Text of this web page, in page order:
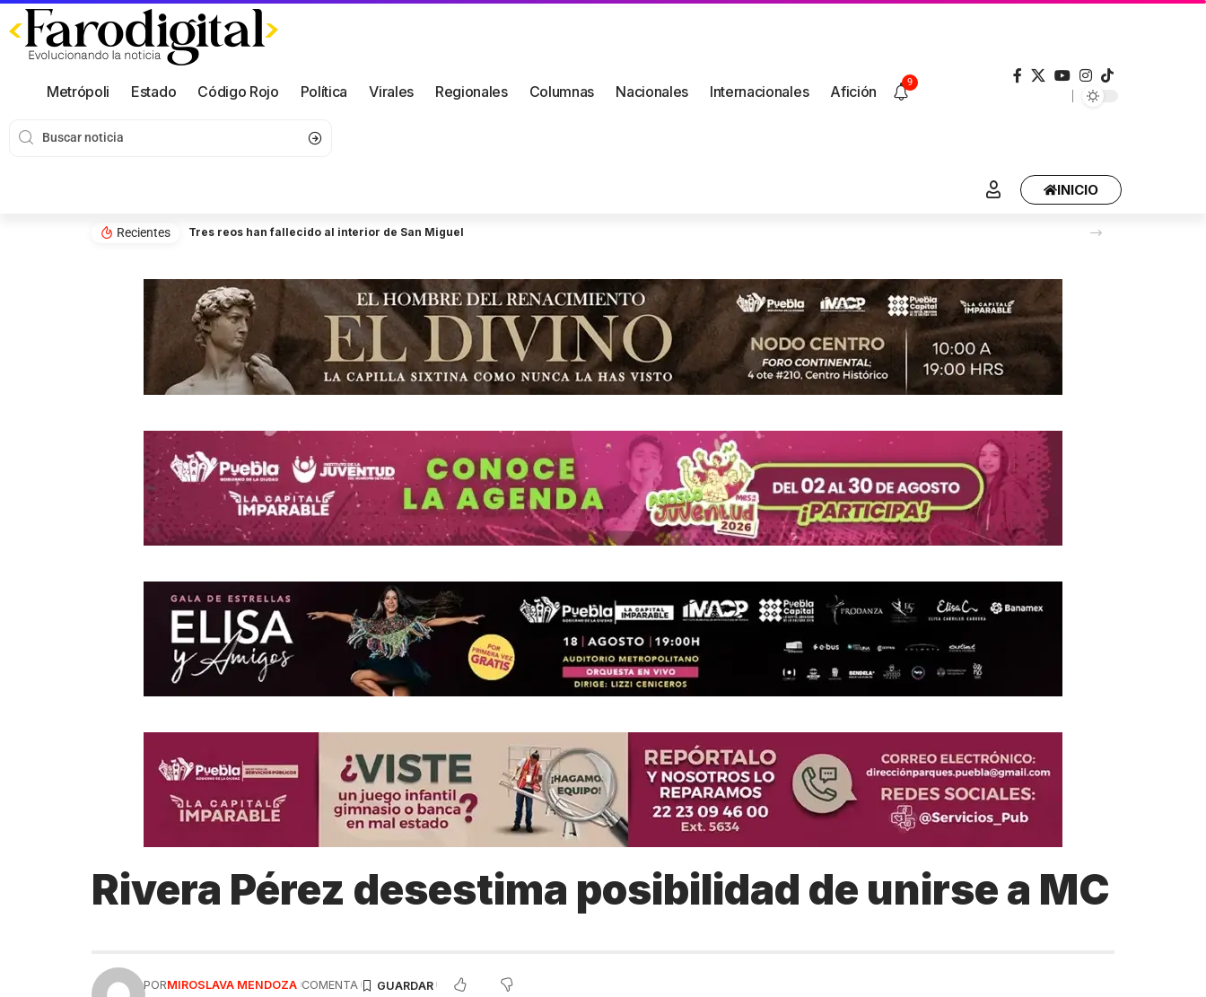
Metrópoli Estado Código Rojo Política Virales Regionales Columnas Nacionales Internacionales Afición
9
INICIO
Recientes Tres reos han fallecido al interior de San Miguel
Rivera Pérez desestima posibilidad de unirse a MC
PORMIROSLAVA MENDOZA COMENTA